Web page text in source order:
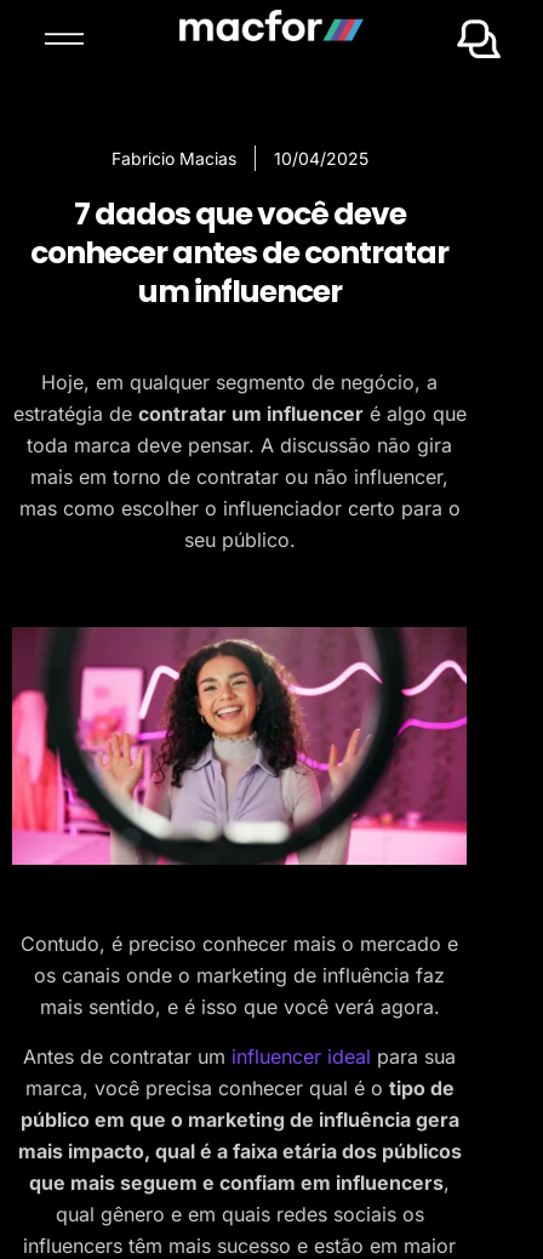
Fabricio Macias 10/04/2025
7 dados que você deve
conhecer antes de contratar
um influencer
Hoje, em qualquer segmento de negócio, a
estratégia de contratar um influenceré algo que
toda marca deve pensar. A discussão não gira
mais em torno de contratar ou não influencer,
mas como escolher o influenciador certo para o
seu público.
Contudo, é preciso conhecer mais o mercado e
os canais onde o marketing de influência faz
mais sentido, e é isso que você verá agora.
Antes de contratar um influencer ideal para sua
marca, você precisa conhecer qual é o tipo de
público em que o marketing de influência gera
mais impacto, qual é a faixa etária dos públicos
que mais seguem e confiam em influencers,
qual gênero e em quais redes sociais os
influencers têm mais sucesso e estão em maior